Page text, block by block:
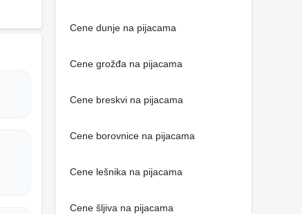
Cene dunje na pijacama
Cene grožđa na pijacama
Cene breskvi na pijacama
Cene borovnice na pijacama
Cene lešnika na pijacama
Cene šljiva na pijacama